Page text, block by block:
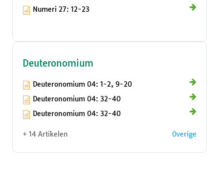
Numeri 27: 12-23
Deuteronomium
Deuteronomium 04: 1-2, 9-20
Deuteronomium 04: 32-40
Deuteronomium 04: 32-40
+ 14 Artikelen Overige